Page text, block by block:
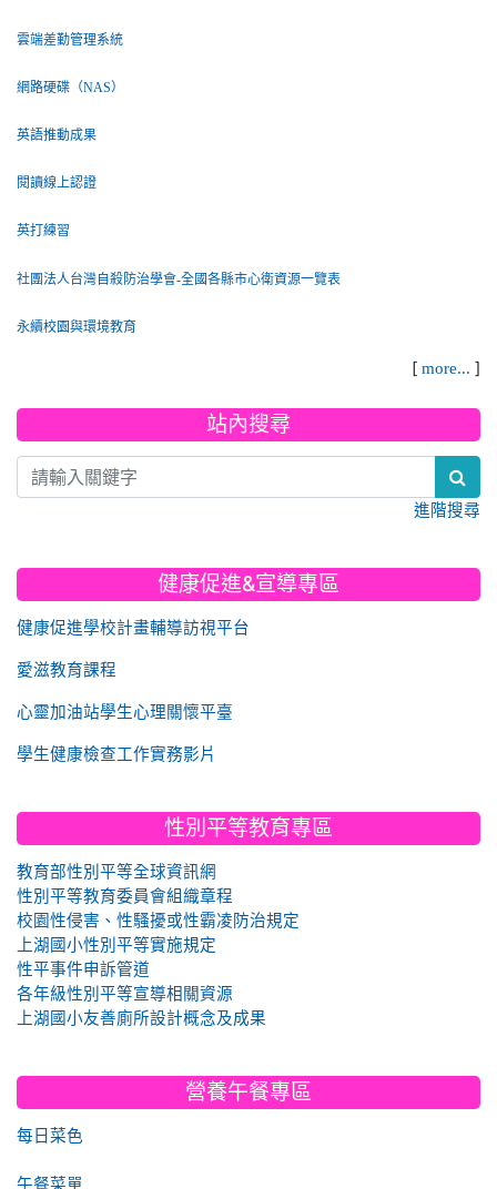
雲端差勤管理系統
網路硬碟（NAS）
英語推動成果
閱讀線上認證
英打練習
社團法人台灣自殺防治學會-全國各縣市心衛資源一覽表
永續校園與環境教育
[ more... ]
站內搜尋
進階搜尋
健康促進&宣導專區
健康促進學校計畫輔導訪視平台
愛滋教育課程
心靈加油站學生心理關懷平臺
學生健康檢查工作實務影片
性別平等教育專區
教育部性別平等全球資訊網
性別平等教育委員會組織章程
校園性侵害、性騷擾或性霸凌防治規定
上湖國小性別平等實施規定
性平事件申訴管道
各年級性別平等宣導相關資源
上湖國小友善廁所設計概念及成果
營養午餐專區
每日菜色
午餐菜單